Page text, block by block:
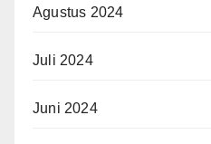
Agustus 2024
Juli 2024
Juni 2024